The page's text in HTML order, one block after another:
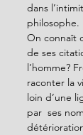
dans
philosophe.
On connaît
de ses
l’homme?
raconter la
loin d’une
par  ses